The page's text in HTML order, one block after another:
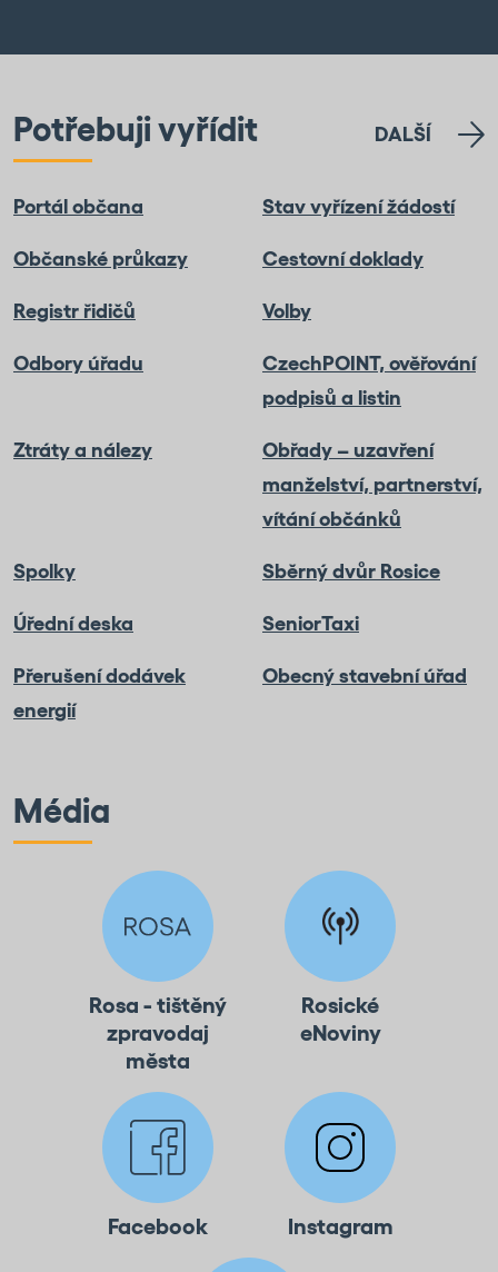
Potřebuji vyřídit DALŠÍ
Portál občana Stav vyřízení žádostí
Občanské průkazy Cestovní doklady
Registr řidičů Volby
Odbory úřadu
CzechPOINT, ověřování
podpisů a listin
Ztráty a nálezy
Obřady – uzavření
manželství, partnerství,
vítání občánků
Spolky Sběrný dvůr Rosice
Úřední deska SeniorTaxi
Přerušení dodávek
energií
Obecný stavební úřad
Média
Rosa - tištěný
zpravodaj
města
Rosické
eNoviny
Facebook Instagram